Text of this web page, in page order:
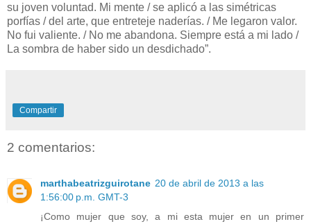
su joven voluntad. Mi mente / se aplicó a las simétricas
porfías / del arte, que entreteje naderías. / Me legaron valor.
No fui valiente. / No me abandona. Siempre está a mi lado /
La sombra de haber sido un desdichado”.
Compartir
2 comentarios:
marthabeatrizguirotane 20 de abril de 2013 a las
1:56:00 p.m. GMT-3
¡Como mujer que soy, a mi esta mujer en un primer